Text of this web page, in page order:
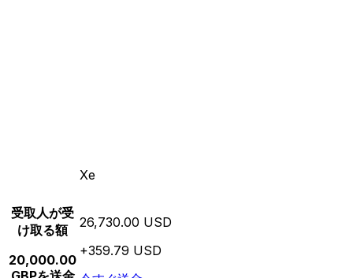
Xe
受取人が受
け取る額
20,000.00
26,730.00 USD
+359.79 USD